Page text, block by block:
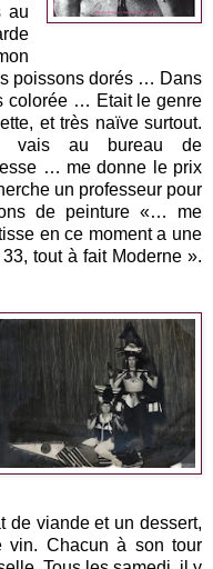
au
poissons dorés … Dans
colorée … Etait le genre
et très naïve surtout.
au bureau de
… me donne le prix
un professeur pour
de peinture «… me
en ce moment a une
tout à fait Moderne ».
de viande et un dessert,
vin. Chacun à son tour